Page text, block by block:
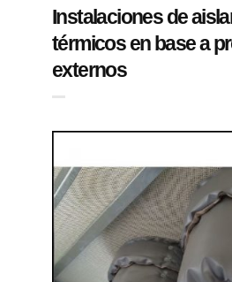
Instalaciones de
térmicos en base a
externos